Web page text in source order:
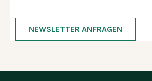
NEWSLETTER ANFRAGEN